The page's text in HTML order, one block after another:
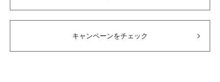
キャンペーンをチェック